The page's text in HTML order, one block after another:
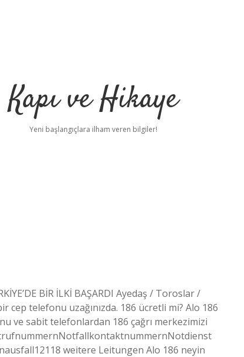
Kapı ve Hikaye
Yeni başlangıçlara ilham veren bilgiler!
BİR İLKİ BAŞARDI Ayedaş / Toroslar /
cep telefonu uzağınızda. 186 ücretli mi? Alo 186
ve sabit telefonlardan 186 çağrı merkezimizi
weitere Leitungen Alo 186 neyin